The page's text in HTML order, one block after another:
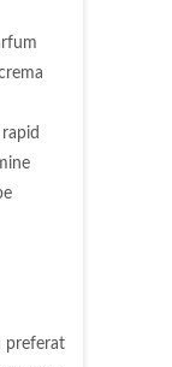
preferat